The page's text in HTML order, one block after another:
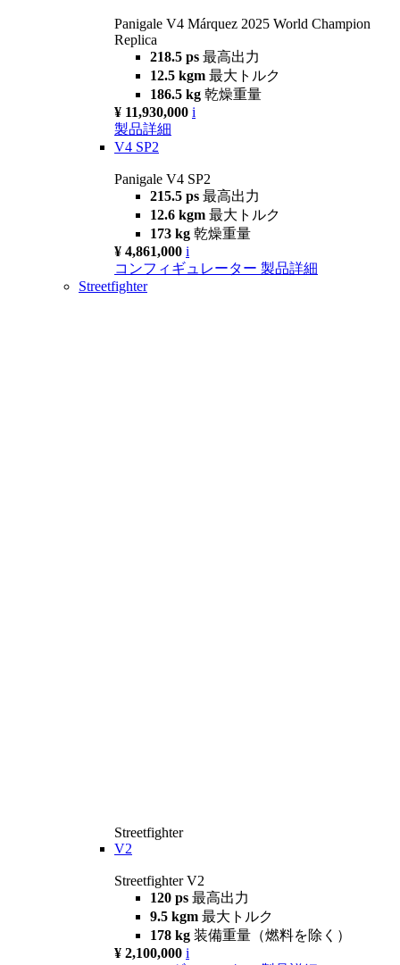
Panigale V4 Márquez 2025 World Champion
Replica
218.5 ps 最高出力
12.5 kgm 最大トルク
186.5 kg 乾燥重量
¥ 11,930,000 i
製品詳細
V4 SP2
Panigale V4 SP2
215.5 ps 最高出力
12.6 kgm 最大トルク
173 kg 乾燥重量
¥ 4,861,000 i
コンフィギュレーター 製品詳細
Streetfighter
Streetfighter
V2
Streetfighter V2
120 ps 最高出力
9.5 kgm 最大トルク
178 kg 装備重量（燃料を除く）
¥ 2,100,000 i